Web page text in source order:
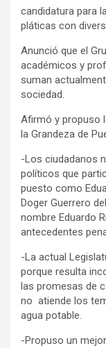
candidatura para
pláticas con
Anunció que el
académicos y
suman
sociedad.
Afirmó y propuso
la Grandeza de
-Los ciudadanos
políticos que
puesto como
Doger Guerrero
nombre Eduardo
antecedentes
-La actual
porque resulta
las promesas de
no atiende los
agua potable.
-Propuso un